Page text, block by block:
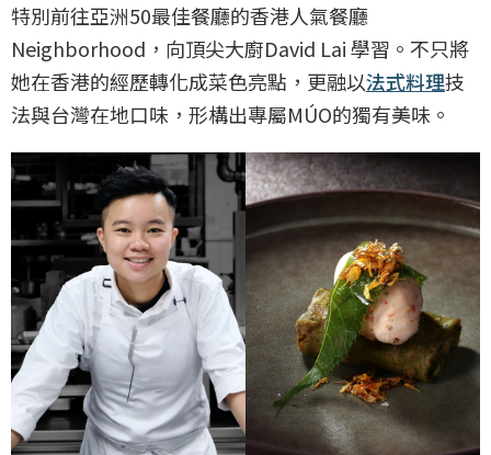
特別前往亞洲50最佳餐廳的香港人氣餐廳
Neighborhood，向頂尖大廚David Lai 學習。不只將
她在香港的經歷轉化成菜色亮點，更融以法式料理技
法與台灣在地口味，形構出專屬MÚO的獨有美味。